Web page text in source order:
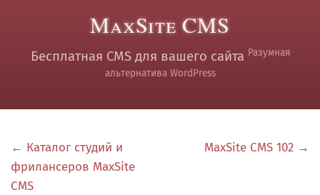
MaxSite CMS
Бесплатная CMS для вашего сайта Разумная
альтернатива WordPress
← Каталог студий и
фрилансеров MaxSite
CMS
MaxSite CMS 102 →